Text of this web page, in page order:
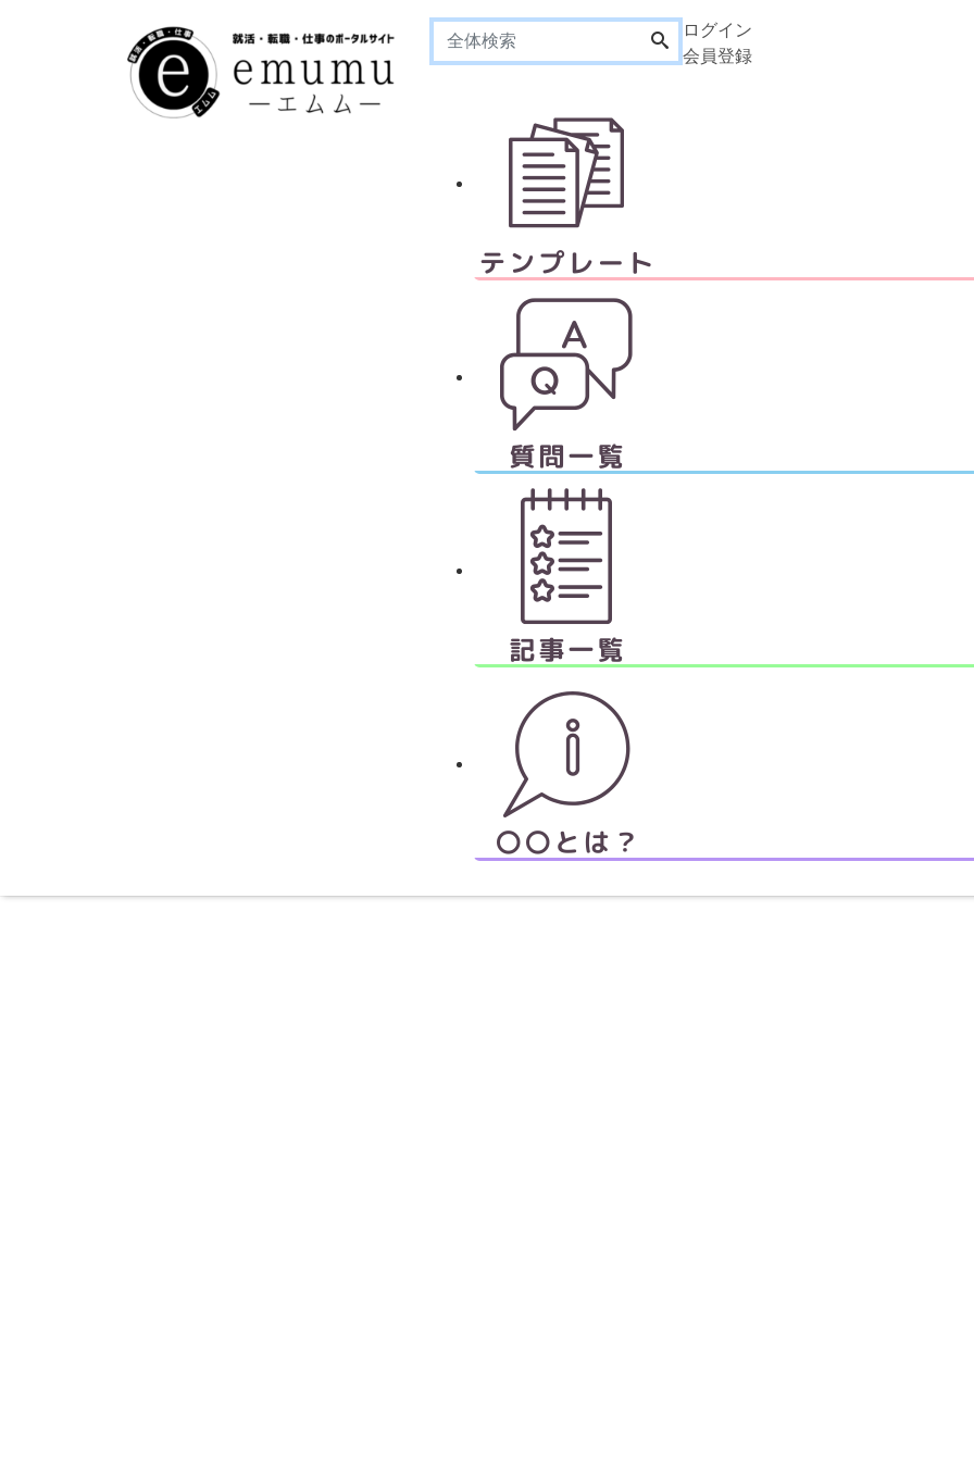
ログイン
会員登録